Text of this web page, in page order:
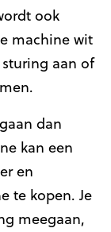
ook
machine wit
aan of
dan
kan een
en
te kopen. Je
meegaan,